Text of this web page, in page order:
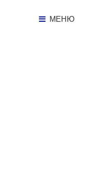
МЕНЮ
МЕНЮ